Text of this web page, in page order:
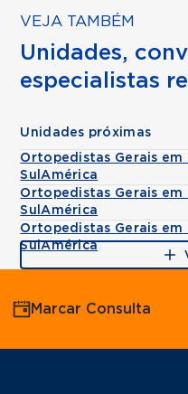
VEJA TAMBÉM
Unidades,
especialistas
Unidades próximas
Ortopedistas Gerais em
SulAmérica
Ortopedistas Gerais em
SulAmérica
Ortopedistas Gerais em
SulAmérica
Marcar Consulta